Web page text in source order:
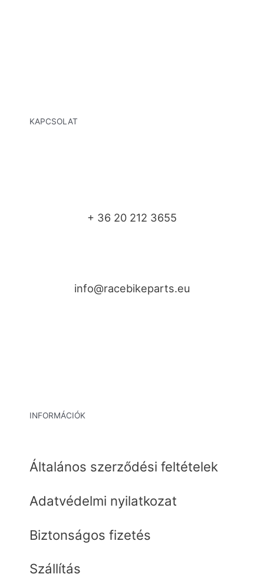
KAPCSOLAT
+ 36 20 212 3655
info@racebikeparts.eu
INFORMÁCIÓK
Általános szerződési feltételek
Adatvédelmi nyilatkozat
Biztonságos fizetés
Szállítás